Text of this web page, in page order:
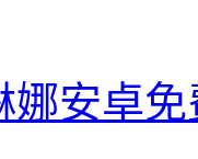
娜安卓